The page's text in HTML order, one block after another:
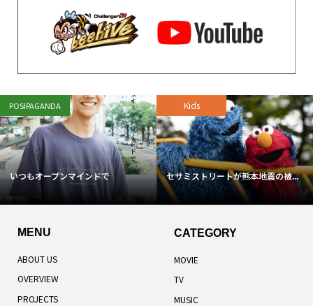
POSIPAGANDA
いつもオープンマインドで
Kids
セサミストリートが熊本地震の被...
MENU
ABOUT US
OVERVIEW
PROJECTS
CATEGORY
MOVIE
TV
MUSIC